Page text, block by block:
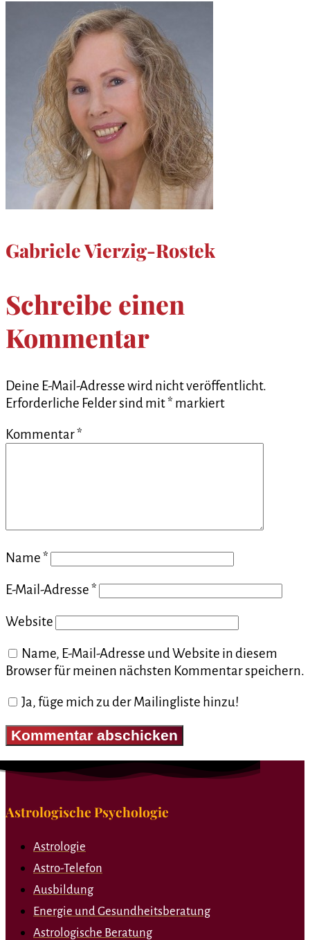
Gabriele Vierzig-Rostek
Schreibe einen
Kommentar
Deine E-Mail-Adresse wird nicht veröffentlicht.
Erforderliche Felder sind mit* markiert
Kommentar*
Name*
E-Mail-Adresse*
Website
Name, E-Mail-Adresse und Website in diesem
Browser für meinen nächsten Kommentar speichern.
Ja, füge mich zu der Mailingliste hinzu!
Astrologische Psychologie
Astrologie
Astro-Telefon
Ausbildung
Energie und Gesundheitsberatung
Astrologische Beratung